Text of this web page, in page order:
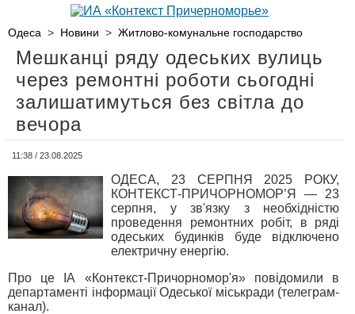
Одеса > Новини > Житлово-комунальне господарство
Мешканці ряду одеських вулиць
через ремонтні роботи сьогодні
залишатимуться без світла до
вечора
11:38 / 23.08.2025
ОДЕСА, 23 СЕРПНЯ 2025 РОКУ,
КОНТЕКСТ-ПРИЧОРНОМОР’Я — 23
серпня, у зв'язку з необхідністю
проведення ремонтних робіт, в ряді
одеських будинків буде відключено
електричну енергію.
Про це ІА «Контекст-Причорномор'я» повідомили в
департаменті інформації Одеської міськради (телеграм-
канал).